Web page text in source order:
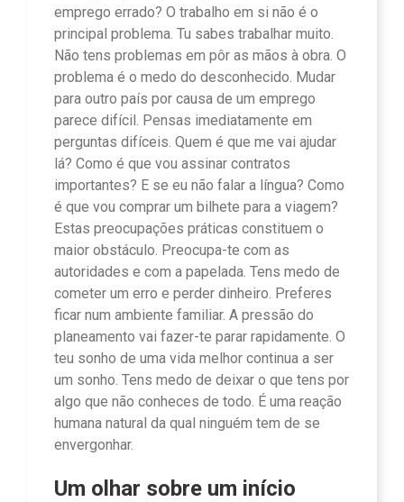
emprego errado? O trabalho em si não é o
principal problema. Tu sabes trabalhar muito.
Não tens problemas em pôr as mãos à obra. O
problema é o medo do desconhecido. Mudar
para outro país por causa de um emprego
parece difícil. Pensas imediatamente em
perguntas difíceis. Quem é que me vai ajudar
lá? Como é que vou assinar contratos
importantes? E se eu não falar a língua? Como
é que vou comprar um bilhete para a viagem?
Estas preocupações práticas constituem o
maior obstáculo. Preocupa-te com as
autoridades e com a papelada. Tens medo de
cometer um erro e perder dinheiro. Preferes
ficar num ambiente familiar. A pressão do
planeamento vai fazer-te parar rapidamente. O
teu sonho de uma vida melhor continua a ser
um sonho. Tens medo de deixar o que tens por
algo que não conheces de todo. É uma reação
humana natural da qual ninguém tem de se
envergonhar.
Um olhar sobre um início